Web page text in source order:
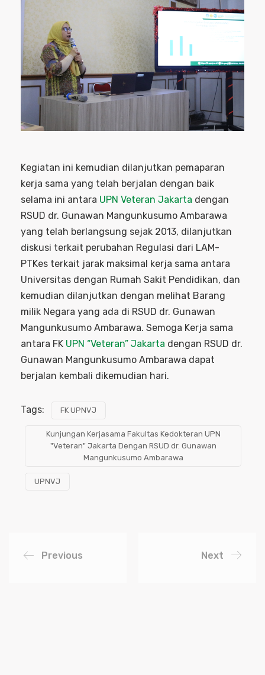
Kegiatan ini kemudian dilanjutkan pemaparan
kerja sama yang telah berjalan dengan baik
selama ini antara UPN Veteran Jakarta dengan
RSUD dr. Gunawan Mangunkusumo Ambarawa
yang telah berlangsung sejak 2013, dilanjutkan
diskusi terkait perubahan Regulasi dari LAM-
PTKes terkait jarak maksimal kerja sama antara
Universitas dengan Rumah Sakit Pendidikan, dan
kemudian dilanjutkan dengan melihat Barang
milik Negara yang ada di RSUD dr. Gunawan
Mangunkusumo Ambarawa. Semoga Kerja sama
antara FK UPN “Veteran” Jakarta dengan RSUD dr.
Gunawan Mangunkusumo Ambarawa dapat
berjalan kembali dikemudian hari.
Tags: FK UPNVJ
Kunjungan Kerjasama Fakultas Kedokteran UPN
"Veteran" Jakarta Dengan RSUD dr. Gunawan
Mangunkusumo Ambarawa
UPNVJ
Previous Next